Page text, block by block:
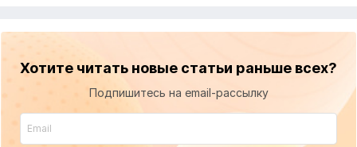
Хотите читать новые статьи раньше всех?
Подпишитесь на email-рассылку